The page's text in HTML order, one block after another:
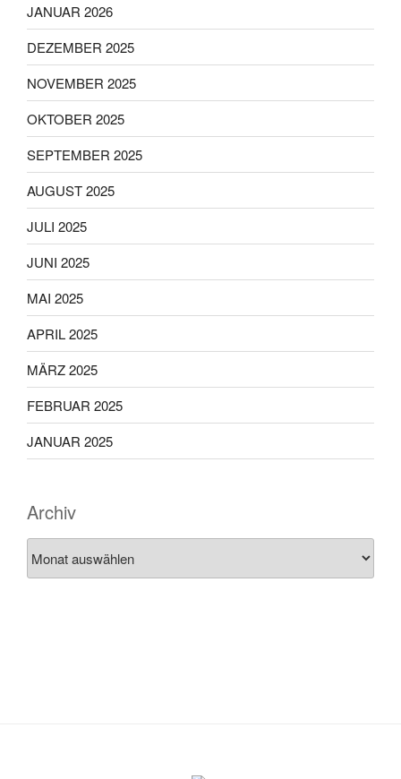
JANUAR 2026
DEZEMBER 2025
NOVEMBER 2025
OKTOBER 2025
SEPTEMBER 2025
AUGUST 2025
JULI 2025
JUNI 2025
MAI 2025
APRIL 2025
MÄRZ 2025
FEBRUAR 2025
JANUAR 2025
Archiv